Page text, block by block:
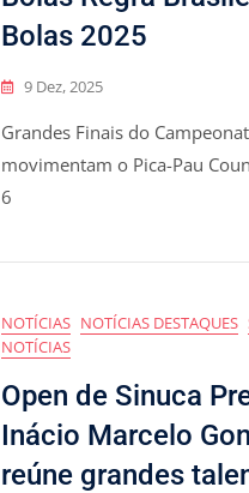
Bolas 2025
9 Dez, 2025
Grandes Finais do
movimentam o Pica-Pau
6
NOTÍCIAS NOTÍCIAS DESTAQUES
NOTÍCIAS
Open de Sinuca
Inácio Marcelo
reúne grandes